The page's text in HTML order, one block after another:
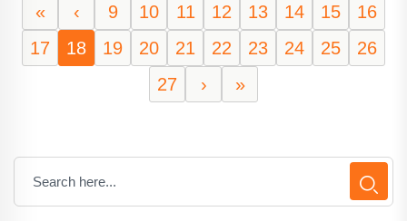
« ‹ 9 10 11 12 13 14 15
16
17
18 19 20 21 22 23 24 25
26
27
› »